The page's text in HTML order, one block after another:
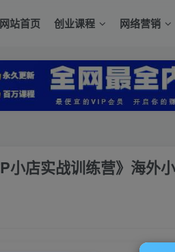
网站首页 创业课程 网络营销
小店实战训练营》海外